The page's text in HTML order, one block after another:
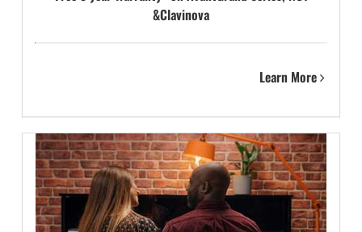
&Clavinova
Learn More